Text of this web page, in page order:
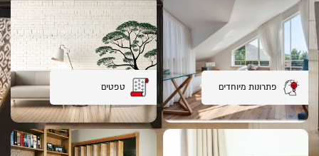
פתרונות מיוחדים טפטים